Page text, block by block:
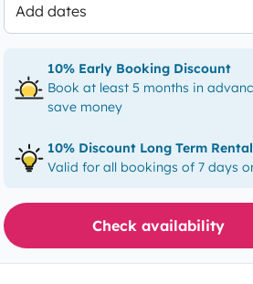
Add dates
10% Early Booking Discount
Book at least 5 months in
save money
10% Discount Long Term Rental
Valid for all bookings of 7 days
Check availability